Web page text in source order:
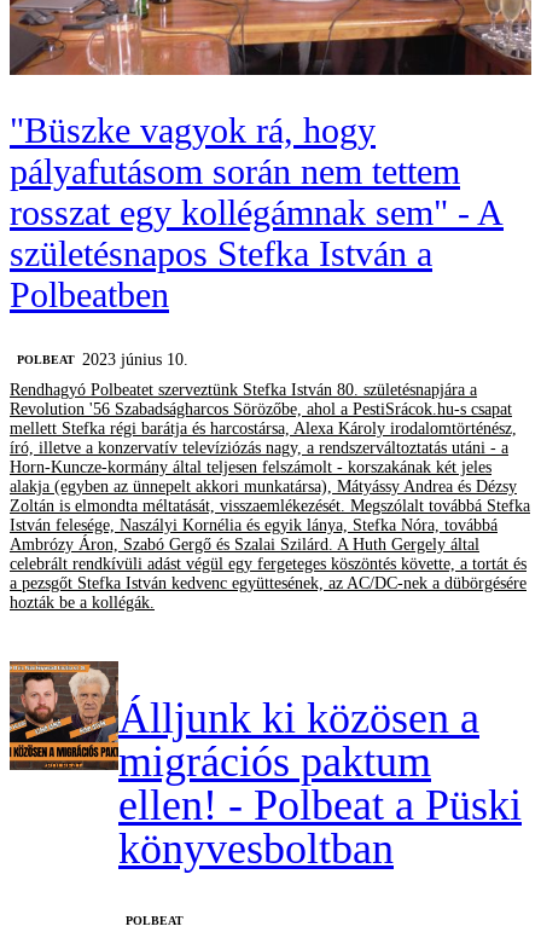
"Büszke vagyok rá, hogy
pályafutásom során nem tettem
rosszat egy kollégámnak sem" - A
születésnapos Stefka István a
Polbeatben
‎POLBEAT
2023 június 10.
Rendhagyó Polbeatet szerveztünk Stefka István 80. születésnapjára a
Revolution '56 Szabadságharcos Sörözőbe, ahol a PestiSrácok.hu-s csapat
mellett Stefka régi barátja és harcostársa, Alexa Károly irodalomtörténész,
író, illetve a konzervatív televíziózás nagy, a rendszerváltoztatás utáni - a
Horn-Kuncze-kormány által teljesen felszámolt - korszakának két jeles
alakja (egyben az ünnepelt akkori munkatársa), Mátyássy Andrea és Dézsy
Zoltán is elmondta méltatását, visszaemlékezését. Megszólalt továbbá Stefka
István felesége, Naszályi Kornélia és egyik lánya, Stefka Nóra, továbbá
Ambrózy Áron, Szabó Gergő és Szalai Szilárd. A Huth Gergely által
celebrált rendkívüli adást végül egy fergeteges köszöntés követte, a tortát és
a pezsgőt Stefka István kedvenc együttesének, az AC/DC-nek a dübörgésére
hozták be a kollégák.
Álljunk ki közösen a
migrációs paktum
ellen! - Polbeat a Püski
könyvesboltban
‎POLBEAT